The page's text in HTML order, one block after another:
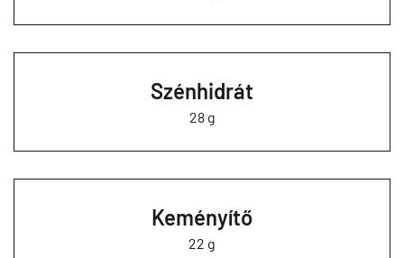
Szénhidrát
28 g
Keményítő
22 g